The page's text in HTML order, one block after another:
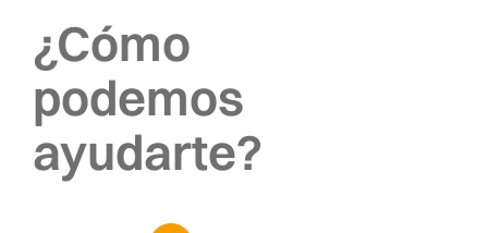
¿Cómo
podemos
ayudarte?